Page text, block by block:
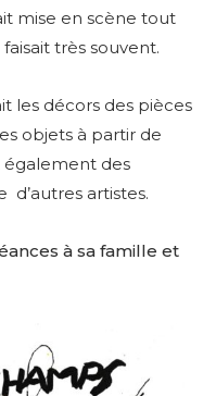
mise en scène tout
très souvent.
les décors des pièces
objets à partir de
également des
d’autres artistes.
à sa famille et